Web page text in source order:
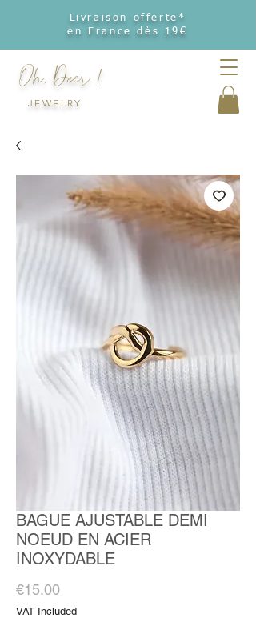
Livraison offerte*
en France dès 19€
Oh, Deer !
JEWELRY
BAGUE AJUSTABLE DEMI
NOEUD EN ACIER
INOXYDABLE
€15.00Price
VAT Included